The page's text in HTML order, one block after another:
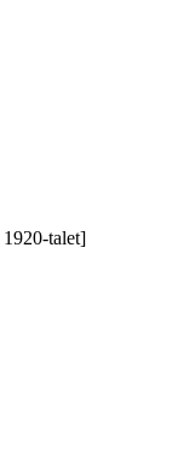
talet]